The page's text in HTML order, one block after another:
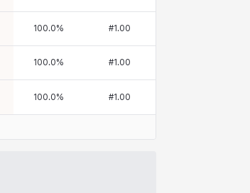
100.0% #1.00
100.0% #1.00
100.0% #1.00